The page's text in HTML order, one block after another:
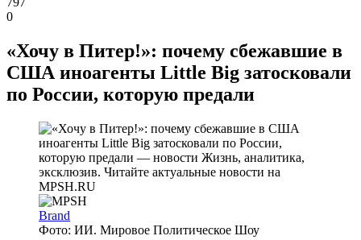
0
«Хочу в Питер!»: почему сбежавшие в
США иноагенты Little Big затосковали
по России, которую предали
Brand
Фото: ИИ. Мировое Политическое Шоу